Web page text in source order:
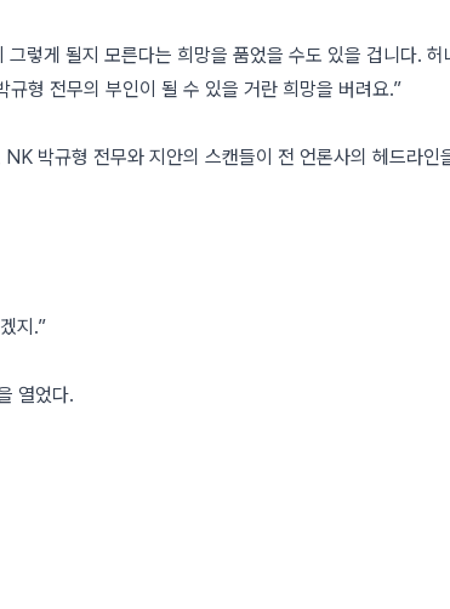
렇게 될지 모른다는 희망을 품었을 수도 있을 겁니다. 허
형 전무의 부인이 될 수 있을 거란 희망을 버려요.”
박규형 전무와 지안의 스캔들이 전 언론사의 헤드라인
지.”
열었다.